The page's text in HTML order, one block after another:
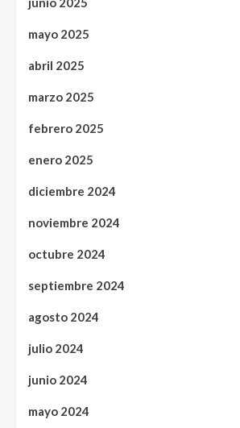
mayo 2025
abril 2025
marzo 2025
febrero 2025
enero 2025
diciembre 2024
noviembre 2024
octubre 2024
septiembre 2024
agosto 2024
julio 2024
junio 2024
mayo 2024